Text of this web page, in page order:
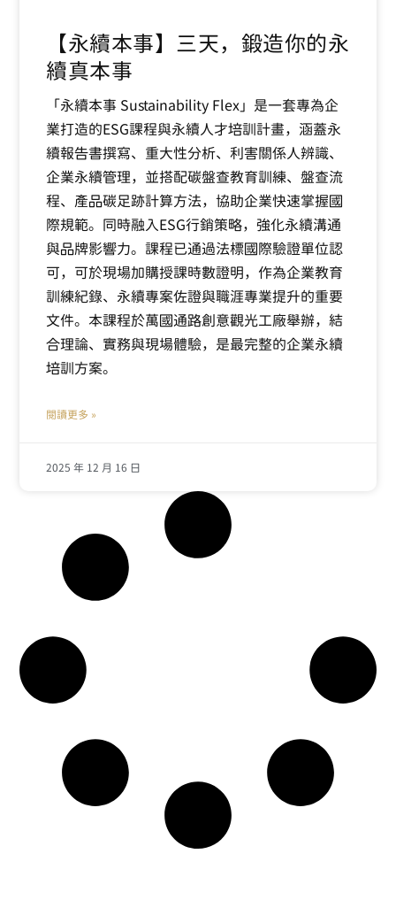
【永續本事】三天，鍛造你的永
續真本事
「永續本事 Sustainability Flex」是一套專為企
業打造的ESG課程與永續人才培訓計畫，涵蓋永
續報告書撰寫、重大性分析、利害關係人辨識、
企業永續管理，並搭配碳盤查教育訓練、盤查流
程、產品碳足跡計算方法，協助企業快速掌握國
際規範。同時融入ESG行銷策略，強化永續溝通
與品牌影響力。課程已通過法標國際驗證單位認
可，可於現場加購授課時數證明，作為企業教育
訓練紀錄、永續專案佐證與職涯專業提升的重要
文件。本課程於萬國通路創意觀光工廠舉辦，結
合理論、實務與現場體驗，是最完整的企業永續
培訓方案。
閱讀更多 »
2025 年 12 月 16 日